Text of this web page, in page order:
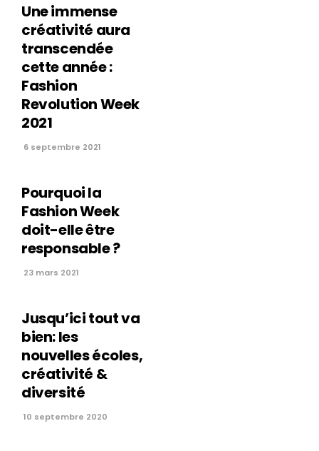
Une immense
créativité aura
transcendée
cette année :
Fashion
Revolution Week
2021
6 septembre 2021
Pourquoi la
Fashion Week
doit-elle être
responsable ?
23 mars 2021
Jusqu’ici tout va
bien: les
nouvelles écoles,
créativité &
diversité
10 septembre 2020